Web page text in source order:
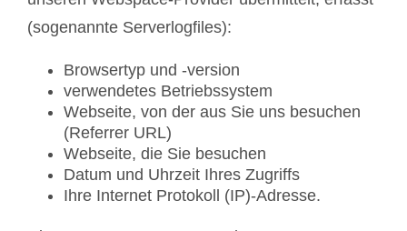
(sogenannte Serverlogfiles):
Browsertyp und -version
verwendetes Betriebssystem
Webseite, von der aus Sie uns besuchen
(Referrer URL)
Webseite, die Sie besuchen
Datum und Uhrzeit Ihres Zugriffs
Ihre Internet Protokoll (IP)-Adresse.